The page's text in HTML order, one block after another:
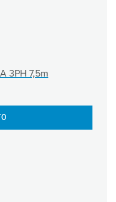
3PH 7,5m